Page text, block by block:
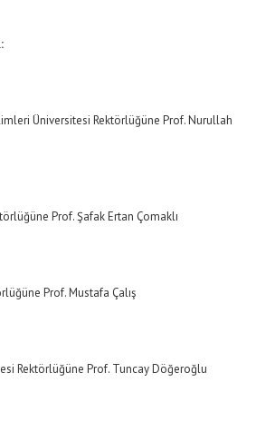
Üniversitesi Rektörlüğüne Prof. Nurullah
Prof. Şafak Ertan Çomaklı
Prof. Mustafa Çalış
Rektörlüğüne Prof. Tuncay Döğeroğlu